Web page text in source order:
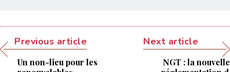
Previous article
Un non-lieu pour les
Next article
NGT : la nouvelle